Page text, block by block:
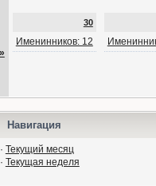
»
30
Именинников: 12
Навигация
· Текущий месяц
· Текущая неделя